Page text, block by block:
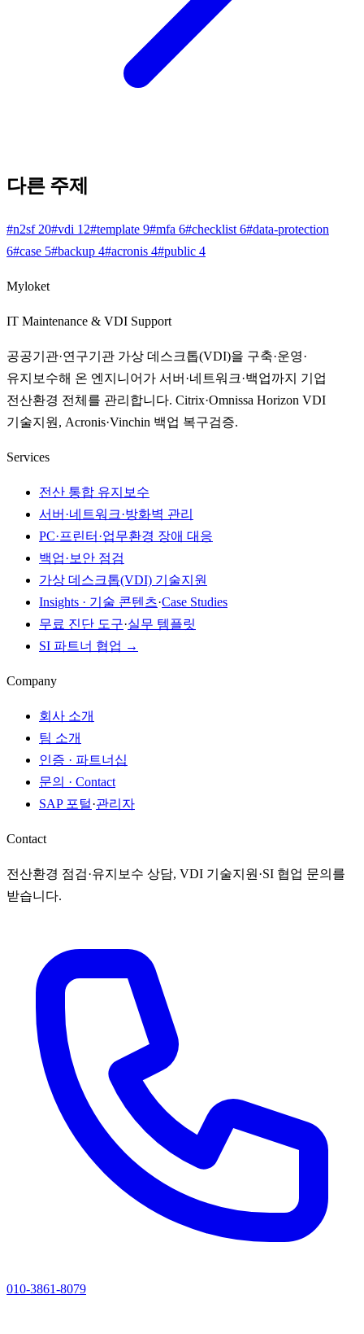
다른 주제
#n2sf 20#vdi 12#template 9#mfa 6#checklist 6#data-protection
6#case 5#backup 4#acronis 4#public 4
Myloket
IT Maintenance & VDI Support
공공기관·연구기관 가상 데스크톱(VDI)을 구축·운영·
유지보수해 온 엔지니어가 서버·네트워크·백업까지 기업
전산환경 전체를 관리합니다. Citrix·Omnissa Horizon VDI
기술지원, Acronis·Vinchin 백업 복구검증.
Services
전산 통합 유지보수
서버·네트워크·방화벽 관리
PC·프린터·업무환경 장애 대응
백업·보안 점검
가상 데스크톱(VDI) 기술지원
Insights · 기술 콘텐츠·Case Studies
무료 진단 도구·실무 템플릿
SI 파트너 협업 →
Company
회사 소개
팀 소개
인증 · 파트너십
문의 · Contact
SAP 포털·관리자
Contact
전산환경 점검·유지보수 상담, VDI 기술지원·SI 협업 문의를
받습니다.
010-3861-8079